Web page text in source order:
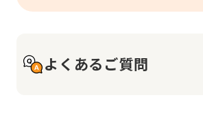
よくあるご質問